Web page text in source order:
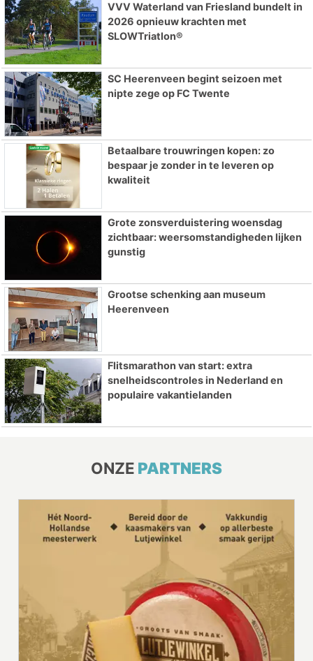
VVV Waterland van Friesland bundelt in
2026 opnieuw krachten met
SLOWTriatlon®
SC Heerenveen begint seizoen met
nipte zege op FC Twente
Betaalbare trouwringen kopen: zo
bespaar je zonder in te leveren op
kwaliteit
Grote zonsverduistering woensdag
zichtbaar: weersomstandigheden lijken
gunstig
Grootse schenking aan museum
Heerenveen
Flitsmarathon van start: extra
snelheidscontroles in Nederland en
populaire vakantielanden
ONZE PARTNERS